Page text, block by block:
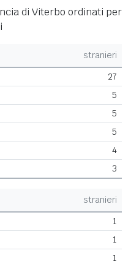
di Viterbo ordinati per
stranieri
27
5
5
5
4
3
stranieri
1
1
1